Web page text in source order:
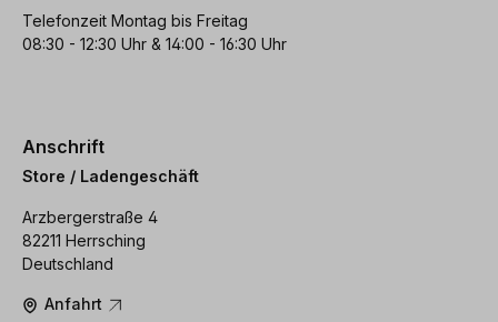
Telefonzeit Montag bis Freitag
08:30 - 12:30 Uhr & 14:00 - 16:30 Uhr
Anschrift
Store / Ladengeschäft
Arzbergerstraße 4
82211 Herrsching
Deutschland
Anfahrt